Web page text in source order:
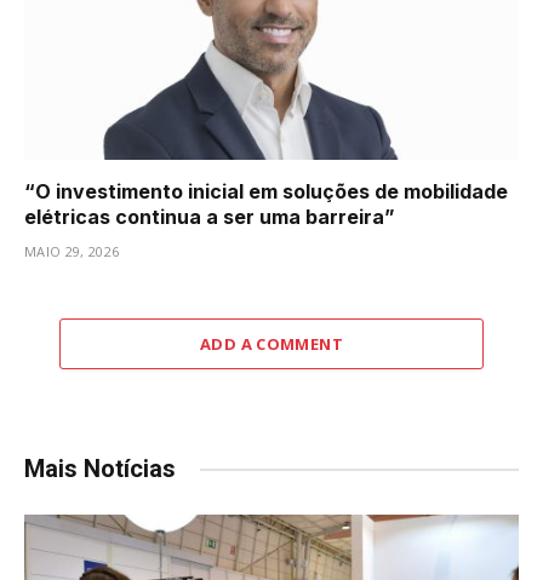
“O investimento inicial em soluções de mobilidade
elétricas continua a ser uma barreira”
MAIO 29, 2026
ADD A COMMENT
Mais Notícias